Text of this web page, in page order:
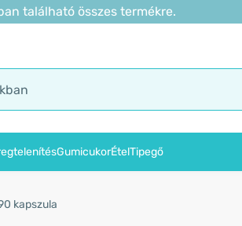
található összes termékre.
GumicukorÉtelTipegő
kapszula